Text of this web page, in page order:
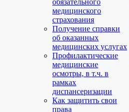
обязательного
медицинского
страхования
Получение справки
об оказанных
медицинских услугах
Профилактические
медицинские
осмотры, в т.ч. в
рамках
диспансеризации
Как защитить свои
права